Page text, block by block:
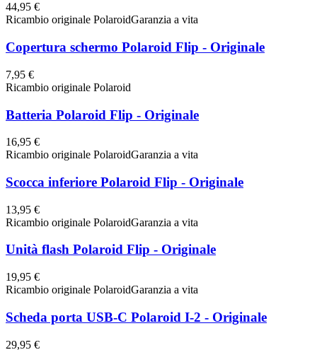
44,95 €
Ricambio originale PolaroidGaranzia a vita
Copertura schermo Polaroid Flip - Originale
7,95 €
Ricambio originale Polaroid
Batteria Polaroid Flip - Originale
16,95 €
Ricambio originale PolaroidGaranzia a vita
Scocca inferiore Polaroid Flip - Originale
13,95 €
Ricambio originale PolaroidGaranzia a vita
Unità flash Polaroid Flip - Originale
19,95 €
Ricambio originale PolaroidGaranzia a vita
Scheda porta USB-C Polaroid I-2 - Originale
29,95 €